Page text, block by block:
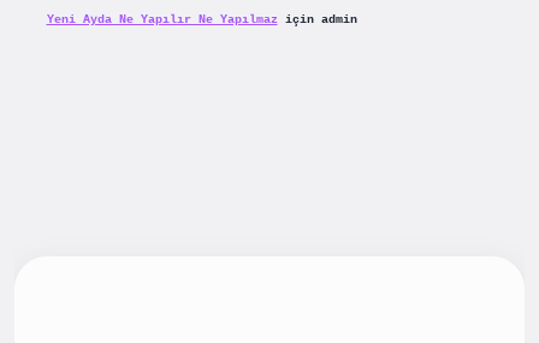
Yeni Ayda Ne Yapılır Ne Yapılmaziçin admin